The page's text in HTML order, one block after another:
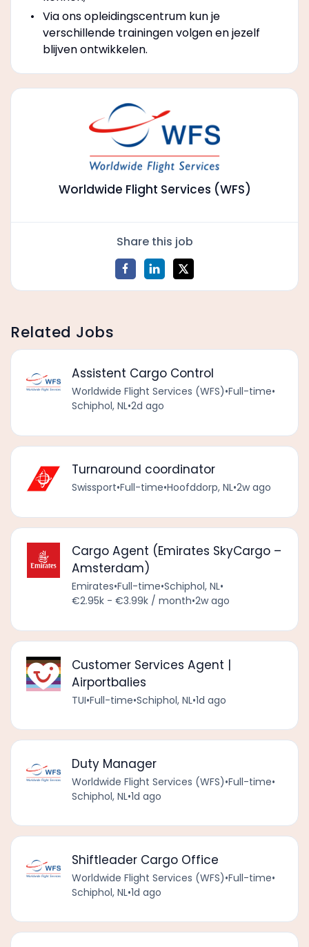
Via ons opleidingscentrum kun je
verschillende trainingen volgen en jezelf
blijven ontwikkelen.
Worldwide Flight Services (WFS)
Share this job
Related Jobs
Assistent Cargo Control
Worldwide Flight Services (WFS)•Full-time•
Schiphol, NL•2d ago
Turnaround coordinator
Swissport•Full-time•Hoofddorp, NL•2w ago
Cargo Agent (Emirates SkyCargo –
Amsterdam)
Emirates•Full-time•Schiphol, NL•
€2.95k - €3.99k / month•2w ago
Customer Services Agent |
Airportbalies
TUI•Full-time•Schiphol, NL•1d ago
Duty Manager
Worldwide Flight Services (WFS)•Full-time•
Schiphol, NL•1d ago
Shiftleader Cargo Office
Worldwide Flight Services (WFS)•Full-time•
Schiphol, NL•1d ago